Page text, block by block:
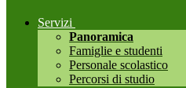
Servizi
Panoramica
Famiglie e studenti
Personale scolastico
Percorsi di studio